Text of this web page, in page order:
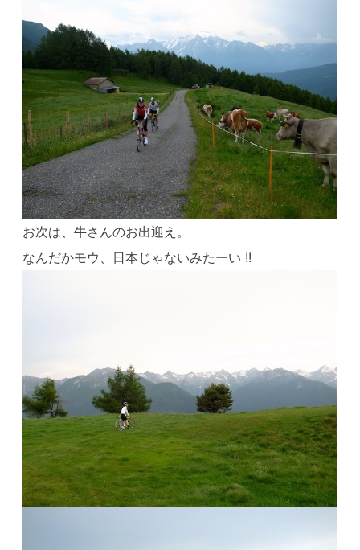
お次は、牛さんのお出迎え。
なんだかモウ、日本じゃないみたーい !!